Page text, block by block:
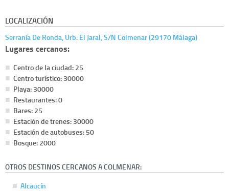
LOCALIZACIÓN
Serranía De Ronda, Urb. El Jaral, S/N Colmenar (29170 Málaga)
Lugares cercanos:
Centro de la ciudad: 25
Centro turístico: 30000
Playa: 30000
Restaurantes: 0
Bares: 25
Estación de trenes: 30000
Estación de autobuses: 50
Bosque: 2000
OTROS DESTINOS CERCANOS A COLMENAR:
Alcaucín